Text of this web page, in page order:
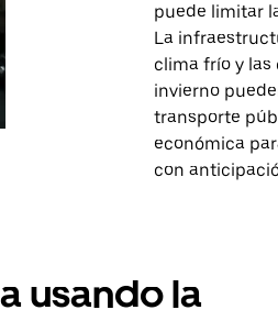
puede limitar
La
clima frío y las
invierno
transporte
económica
con
usando la